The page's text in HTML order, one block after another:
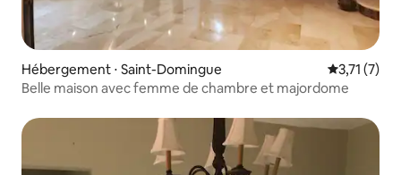
Hébergement ⋅ Saint-Domingue Évaluation
3,71 (7)
Belle maison avec femme de chambre et majordome